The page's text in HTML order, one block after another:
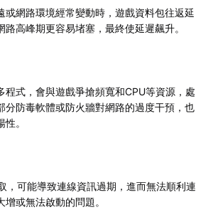
或網路環境經常變動時，遊戲資料包往返延
高峰期更容易堵塞，最終使延遲飆升。
程式，會與遊戲爭搶頻寬和CPU等資源，處
分防毒軟體或防火牆對網路的過度干預，也
。
，可能導致連線資訊過期，進而無法順利連
或無法啟動的問題。